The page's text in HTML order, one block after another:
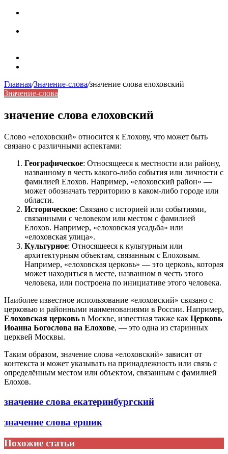
Главная/Значение-слова/значение слова елоховский
Значение-слова
значение слова елоховский
Слово «елоховский» относится к Елохову, что может быть
связано с различными аспектами:
Географическое: Относящееся к местности или району,
названному в честь какого-либо события или личности с
фамилией Елохов. Например, «елоховский район» —
может обозначать территорию в каком-либо городе или
области.
Историческое: Связано с историей или событиями,
связанными с человеком или местом с фамилией
Елохов. Например, «елоховская усадьба» или
«елоховская улица».
Культурное: Относящееся к культурным или
архитектурным объектам, связанным с Елоховым.
Например, «елоховская церковь» — это церковь, которая
может находиться в месте, названном в честь этого
человека, или построена по инициативе этого человека.
Наиболее известное использование «елоховский» связано с
церковью и районными наименованиями в России. Например,
Елоховская церковь в Москве, известная также как Церковь
Иоанна Богослова на Елохове, — это одна из старинных
церквей Москвы.
Таким образом, значение слова «елоховский» зависит от
контекста и может указывать на принадлежность или связь с
определённым местом или объектом, связанным с фамилией
Елохов.
значение слова екатеринбургский
значение слова ершик
Похожие статьи